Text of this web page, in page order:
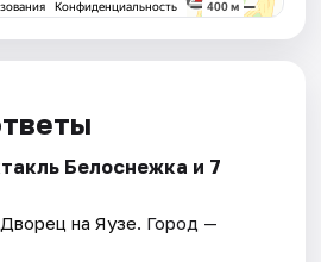
Белоснежка и 7
Дворец на Яузе. Город —